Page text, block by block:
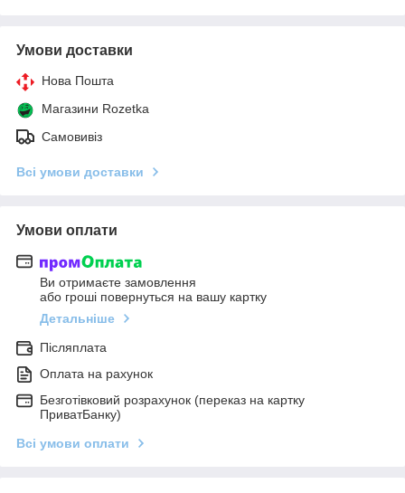
Умови доставки
Нова Пошта
Магазини Rozetka
Самовивіз
Всі умови доставки
Умови оплати
Ви отримаєте замовлення
або гроші повернуться на вашу картку
Детальніше
Післяплата
Оплата на рахунок
Безготівковий розрахунок (переказ на картку
ПриватБанку)
Всі умови оплати